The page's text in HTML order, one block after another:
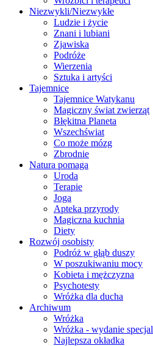
Niezwykli/Niezwykłe
Ludzie i życie
Znani i lubiani
Zjawiska
Podróże
Wierzenia
Sztuka i artyści
Tajemnice
Tajemnice Watykanu
Magiczny świat zwierząt
Błękitna Planeta
Wszechświat
Co może mózg
Zbrodnie
Natura pomaga
Uroda
Terapie
Joga
Apteka przyrody
Magiczna kuchnia
Diety
Rozwój osobisty
Podróż w głąb duszy
W poszukiwaniu mocy
Kobieta i mężczyzna
Psychotesty
Wróżka dla ducha
Archiwum
Wróżka
Wróżka - wydanie
Najlepsza okładka